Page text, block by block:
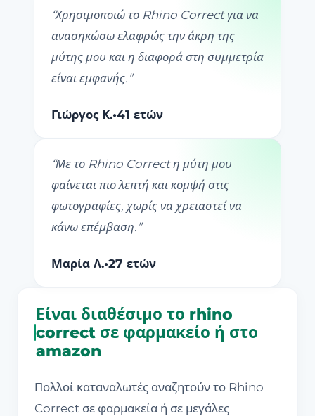
“Χρησιμοποιώ το Rhino Correct για να
ανασηκώσω ελαφρώς την άκρη της
μύτης μου και η διαφορά στη συμμετρία
είναι εμφανής. ”
Γιώργος Κ.•41 ετών
“Με το Rhino Correct η μύτη μου
φαίνεται πιο λεπτή και κομψή στις
φωτογραφίες, χωρίς να χρειαστεί να
κάνω επέμβαση. ”
Μαρία Λ.•27 ετών
Είναι διαθέσιμο το rhino
correct σε φαρμακείο ή στο
amazon
Πολλοί καταναλωτές αναζητούν το Rhino
Correct σε φαρμακεία ή σε μεγάλες